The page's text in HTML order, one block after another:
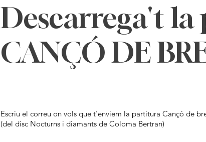
Descarrega't
CANÇÓ DE
Escriu el correu on vols que t'enviem la partitura Cançó de
(del disc Nocturns i diamants de Coloma Bertran)